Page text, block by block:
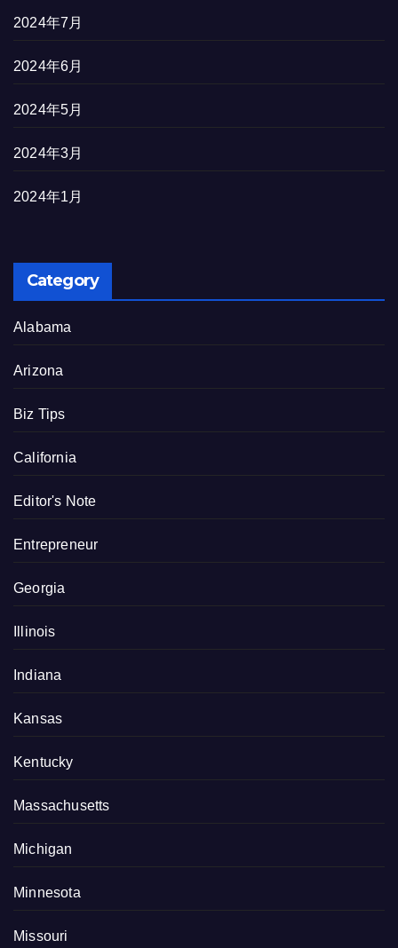
2024年7月
2024年6月
2024年5月
2024年3月
2024年1月
Category
Alabama
Arizona
Biz Tips
California
Editor's Note
Entrepreneur
Georgia
Illinois
Indiana
Kansas
Kentucky
Massachusetts
Michigan
Minnesota
Missouri